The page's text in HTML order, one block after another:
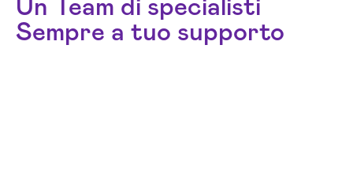
Un Team di specialisti
Sempre a tuo supporto